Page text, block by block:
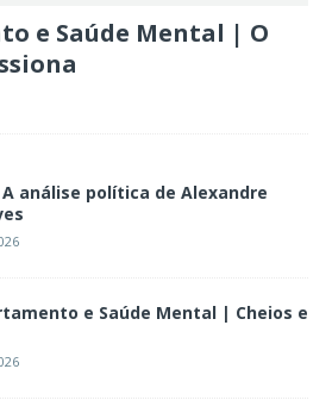
e Saúde Mental | O
análise política de Alexandre
e Saúde Mental | Cheios e